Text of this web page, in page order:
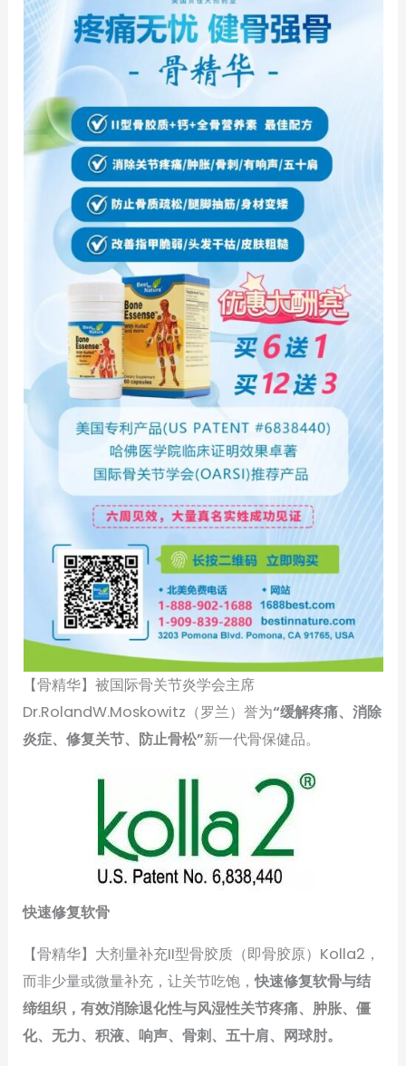
【骨精华】被国际骨关节炎学会主席
Dr.RolandW.Moskowitz（罗兰）誉为“缓解疼痛、消除
炎症、修复关节、防止骨松”新一代骨保健品。
快速修复软骨
【骨精华】大剂量补充II型骨胶质（即骨胶原）Kolla2，
而非少量或微量补充，让关节吃饱，快速修复软骨与结
缔组织，有效消除退化性与风湿性关节疼痛、肿胀、僵
化、无力、积液、响声、骨刺、五十肩、网球肘。